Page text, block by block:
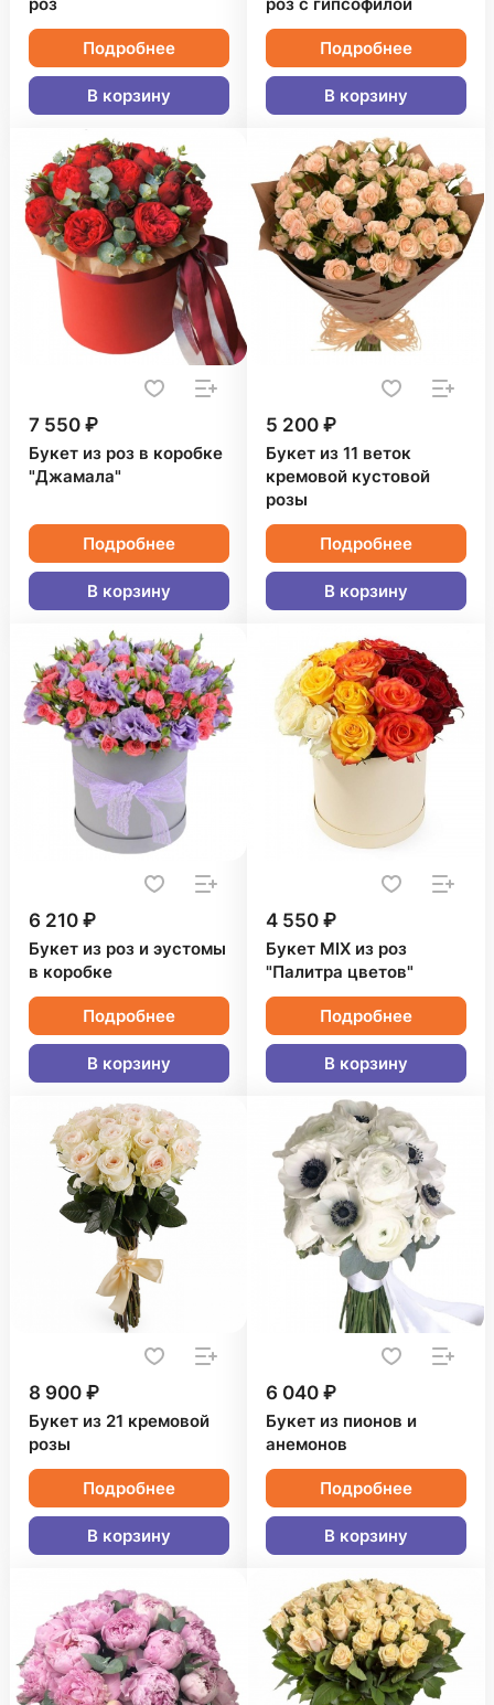
роз
Подробнее
В корзину
роз с гипсофилой
Подробнее
В корзину
7 550 ₽
Букет из роз в коробке
"Джамала"
Подробнее
В корзину
5 200 ₽
Букет из 11 веток
кремовой кустовой
розы
Подробнее
В корзину
6 210 ₽
Букет из роз и эустомы
в коробке
Подробнее
В корзину
4 550 ₽
Букет MIX из роз
"Палитра цветов"
Подробнее
В корзину
8 900 ₽
Букет из 21 кремовой
розы
Подробнее
В корзину
6 040 ₽
Букет из пионов и
анемонов
Подробнее
В корзину